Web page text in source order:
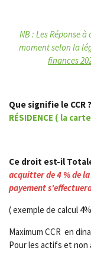
NB : Les Réponse
moment selon la
finances
Que signifie le CCR ?
RÉSIDENCE ( la
Ce droit est-il
acquitter de4 % de
payement
( exemple de calcul
Maximum CCR en
Pour les actifs et non